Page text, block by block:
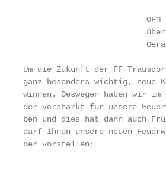
OFM
Um die Zukunft der FF
ganz besonders wichtig, neue
winnen. Deswegen haben wir
der verstärkt für unsere
ben und dies hat dann auch
darf Ihnen unsere neuen
der vorstellen: